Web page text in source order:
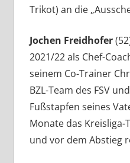
Trikot) an die
Jochen Freidhofer
2021/22 als Chef-
seinem Co-Trainer
BZL-Team des FSV
Fußstapfen seines
Monate das Kreisliga-
und vor dem Abstieg